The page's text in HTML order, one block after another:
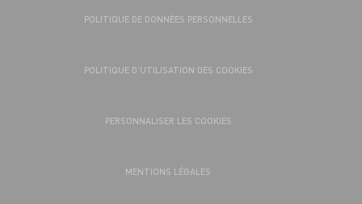
POLITIQUE DE DONNÉES PERSONNELLES
POLITIQUE D’UTILISATION DES COOKIES
PERSONNALISER LES COOKIES
MENTIONS LÉGALES